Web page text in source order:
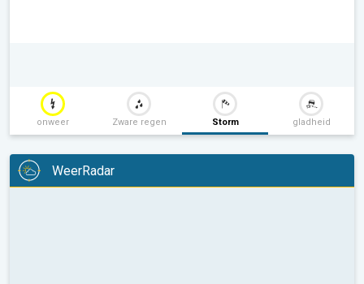
onweer Zware regen Storm gladheid
WeerRadar